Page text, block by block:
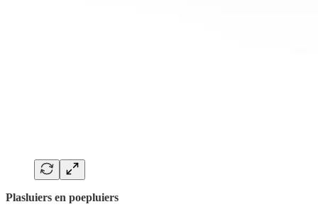
Plasluiers en poepluiers